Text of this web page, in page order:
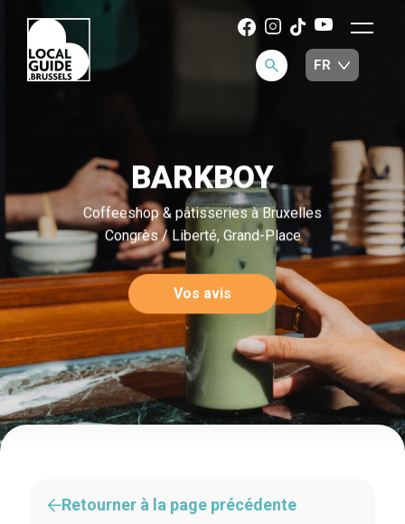
BARKBOY
Coffeeshop & pâtisseries à Bruxelles
Congrès / Liberté, Grand-Place
Vos avis
Retourner à la page précédente